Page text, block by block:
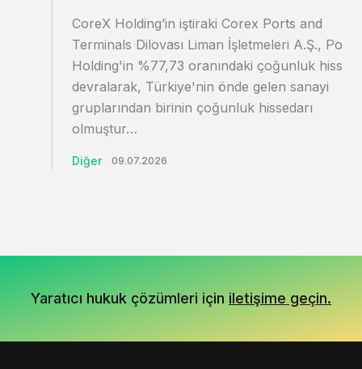
CoreX Holding’in iştiraki Corex Ports and
Terminals Dilovası Liman İşletmeleri A.Ş.,
Holding'in %77,73 oranındaki çoğunluk
devralarak, Türkiye'nin önde gelen sanayi
gruplarından birinin çoğunluk hissedarı
olmuştur…
Diğer 09.07.2026
Yaratıcı hukuk çözümleri için iletişime geçin.